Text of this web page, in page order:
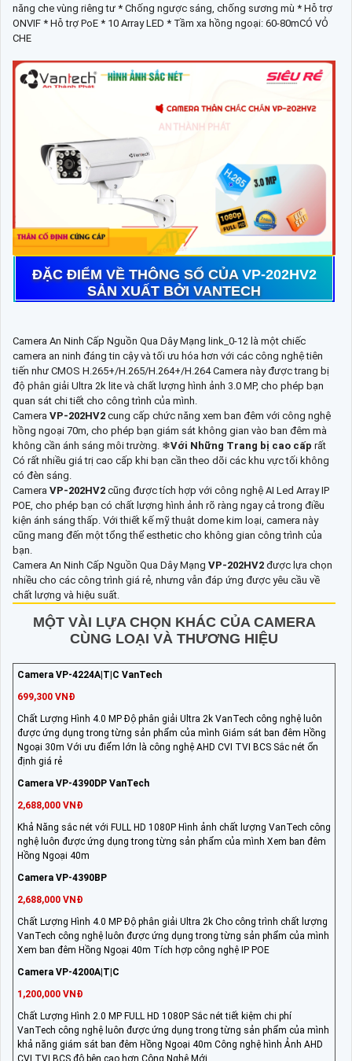
năng che vùng riêng tư * Chống ngược sáng, chống sương mù * Hỗ trợ
ONVIF * Hỗ trợ PoE * 10 Array LED * Tầm xa hồng ngoại: 60-80mCÓ VỎ
CHE
ĐẶC ĐIỂM VỀ THÔNG SỐ CỦA VP-202HV2
SẢN XUẤT BỞI VANTECH
Camera An Ninh Cấp Nguồn Qua Dây Mạng link_0-12 là một chiếc
camera an ninh đáng tin cậy và tối ưu hóa hơn với các công nghệ tiên
tiến như CMOS H.265+/H.265/H.264+/H.264 Camera này được trang bị
độ phân giải Ultra 2k lite và chất lượng hình ảnh 3.0 MP, cho phép bạn
quan sát chi tiết cho công trình của mình.
Camera VP-202HV2 cung cấp chức năng xem ban đêm với công nghệ
hồng ngoại 70m, cho phép bạn giám sát không gian vào ban đêm mà
không cần ánh sáng môi trường. ❄Với Những Trang bị cao cấp rất
Có rất nhiều giá trị cao cấp khi bạn cần theo dõi các khu vực tối không
có đèn sáng.
Camera VP-202HV2 cũng được tích hợp với công nghệ AI Led Array IP
POE, cho phép bạn có chất lượng hình ảnh rõ ràng ngay cả trong điều
kiện ánh sáng thấp. Với thiết kế mỹ thuật dome kim loại, camera này
cũng mang đến một tổng thể esthetic cho không gian công trình của
bạn.
Camera An Ninh Cấp Nguồn Qua Dây Mạng VP-202HV2 được lựa chọn
nhiều cho các công trình giá rẻ, nhưng vẫn đáp ứng được yêu cầu về
chất lượng và hiệu suất.
MỘT VÀI LỰA CHỌN KHÁC CỦA CAMERA
CÙNG LOẠI VÀ THƯƠNG HIỆU
Camera VP-4224A|T|C VanTech
699,300 VNĐ
Chất Lượng Hình 4.0 MP Độ phân giải Ultra 2k VanTech công nghệ luôn
được ứng dụng trong từng sản phẩm của mình Giám sát ban đêm Hồng
Ngoại 30m Với ưu điểm lớn là công nghệ AHD CVI TVI BCS Sắc nét ổn
định giá rẻ
Camera VP-4390DP VanTech
2,688,000 VNĐ
Khả Năng sắc nét với FULL HD 1080P Hình ảnh chất lượng VanTech công
nghệ luôn được ứng dụng trong từng sản phẩm của mình Xem ban đêm
Hồng Ngoại 40m
Camera VP-4390BP
2,688,000 VNĐ
Chất Lượng Hình 4.0 MP Độ phân giải Ultra 2k Cho công trình chất lượng
VanTech công nghệ luôn được ứng dụng trong từng sản phẩm của mình
Xem ban đêm Hồng Ngoại 40m Tích hợp công nghệ IP POE
Camera VP-4200A|T|C
1,200,000 VNĐ
Chất Lượng Hình 2.0 MP FULL HD 1080P Sắc nét tiết kiệm chi phí
VanTech công nghệ luôn được ứng dụng trong từng sản phẩm của mình
khả năng giám sát ban đêm Hồng Ngoại 40m Công nghệ hình Ảnh AHD
CVI TVI BCS độ bên cao hơn Công Nghệ Mới